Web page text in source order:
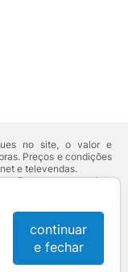
no site, o valor e
Preços e condições
e televendas.
Para compras acima
outros anunciados em
de buscas. Código de
de crédito e risco.
continuar
e fechar